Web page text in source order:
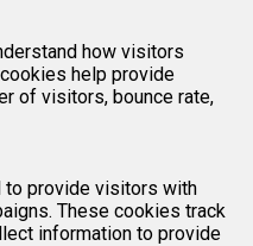
how visitors
help provide
of visitors, bounce rate,
to provide visitors with
These cookies track
information to provide